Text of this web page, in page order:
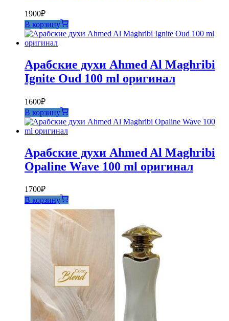
1900₽
В корзину
Арабские духи Ahmed Al Maghribi
Ignite Oud 100 ml оригинал
1600₽
В корзину
Арабские духи Ahmed Al Maghribi
Opaline Wave 100 ml оригинал
1700₽
В корзину